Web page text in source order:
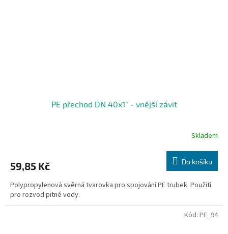
PE přechod DN 40x1" - vnější závit
Skladem
59,85 Kč Do košíku
Polypropylenová svěrná tvarovka pro spojování PE trubek. Použití
pro rozvod pitné vody.
Kód: PE_94